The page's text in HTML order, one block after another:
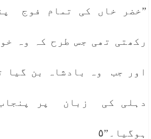
”خضر خاں کی تمام فوج
رکھتی تھی جس طرح کہ وہ
اور جب وہ بادشاہ بن گیا
دہلی کی زبان پر پنجاب
ہوگیا۔”٥